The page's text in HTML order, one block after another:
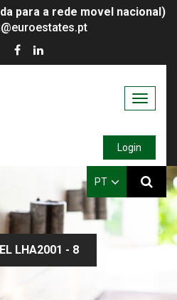
para a rede movel nacional)
Toggle
Login
PT
LHA2001 - 8